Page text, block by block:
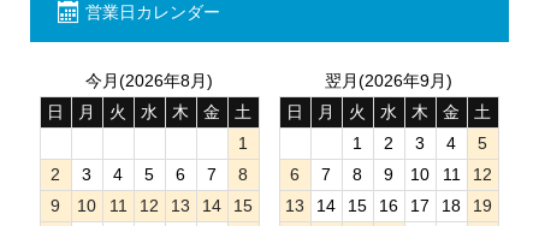
営業日カレンダー
今月(2026年8月)
日
月 火 水 木 金
土
1
2
3 4 5 6 7
8
9
10 11 12 13 14
15
翌月(2026年9月)
日
月 火 水 木 金
土
1
2 3 4
5
6
7 8 9 10 11
12
13
14 15 16 17 18
19